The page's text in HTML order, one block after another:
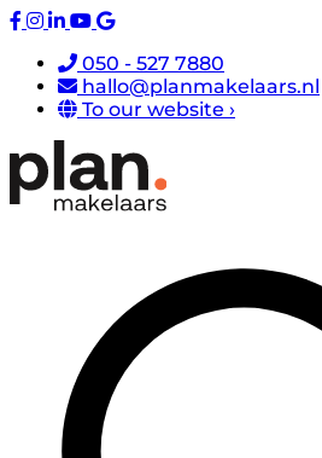
050 - 527 7880
hallo@planmakelaars.nl
To our website ›